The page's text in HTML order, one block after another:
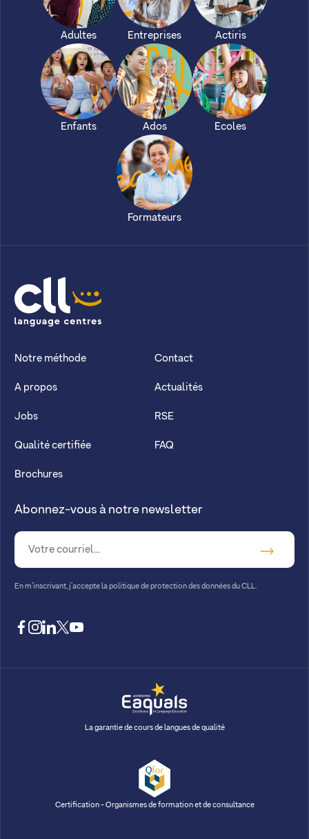
Adultes Entreprises Actiris
Enfants Ados Ecoles
Formateurs
CLL
Notre méthode
A propos
Jobs
Qualité certifiée
Brochures
Contact
Actualités
RSE
FAQ
Abonnez-vous à notre newsletter
En m’inscrivant, j’accepte la politique de protection des données du CLL.
facebook
instagram
linkedin
twitteryoutube
La garantie de cours de langues de qualité
Certification - Organismes de formation et de consultance